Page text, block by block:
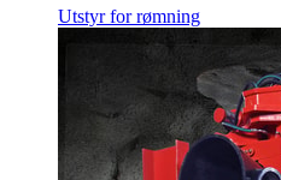
Utstyr for rømning